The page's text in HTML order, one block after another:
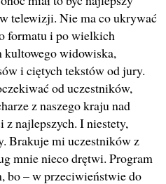
telewizji. Nie ma co ukrywać
formatu i po wielkich
kultowego widowiska,
i ciętych tekstów od jury.
od uczestników,
z naszego kraju nad
z najlepszych. I niestety,
Brakuje mi uczestników z
mnie nieco drętwi. Program
bo – w przeciwieństwie do